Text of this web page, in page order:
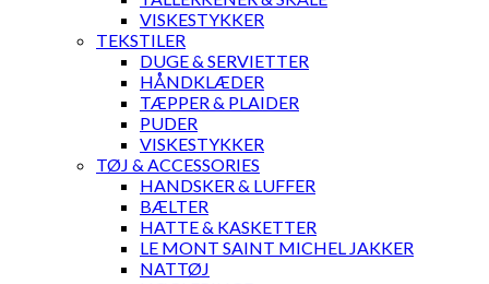
VISKESTYKKER
TEKSTILER
DUGE & SERVIETTER
HÅNDKLÆDER
TÆPPER & PLAIDER
PUDER
VISKESTYKKER
TØJ & ACCESSORIES
HANDSKER & LUFFER
BÆLTER
HATTE & KASKETTER
LE MONT SAINT MICHEL JAKKER
NATTØJ